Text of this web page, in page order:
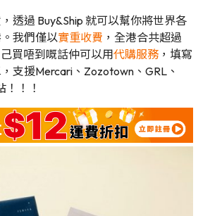
透過 Buy&Ship 就可以幫你將世界各
我們僅以實重收費 ，全港合共超過
己買唔到嘅話仲可以用代購服務 ，填寫
支援Mercari、Zozotown、GRL、
！！！